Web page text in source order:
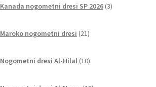
Kanada nogometni dresi SP 2026 3izdelki
Maroko nogometni dresi 21izdelkov
Nogometni dresi Al-Hilal 10izdelkov